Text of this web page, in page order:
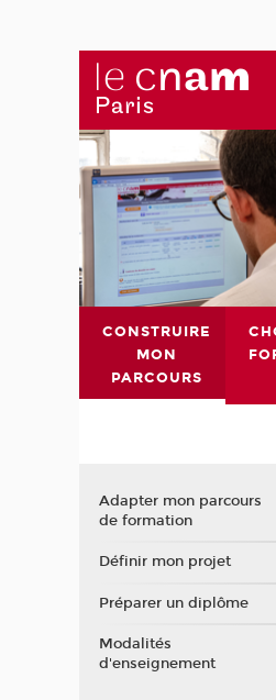
CONSTRUIRE
MON
PARCOURS
Adapter mon parcours
de formation
Définir mon projet
Préparer un diplôme
Modalités
d'enseignement